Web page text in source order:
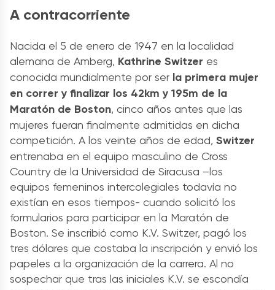
A contracorriente
Nacida el 5 de enero de 1947 en la localidad
alemana de Amberg, Kathrine Switzer es
conocida mundialmente por ser la primera mujer
en correr y finalizar los 42km y 195m de la
Maratón de Boston, cinco años antes que las
mujeres fueran finalmente admitidas en dicha
competición. A los veinte años de edad, Switzer
entrenaba en el equipo masculino de Cross
Country de la Universidad de Siracusa –los
equipos femeninos intercolegiales todavía no
existían en esos tiempos- cuando solicitó los
formularios para participar en la Maratón de
Boston. Se inscribió como K.V. Switzer, pagó los
tres dólares que costaba la inscripción y envió los
papeles a la organización de la carrera. Al no
sospechar que tras las iniciales K.V. se escondía